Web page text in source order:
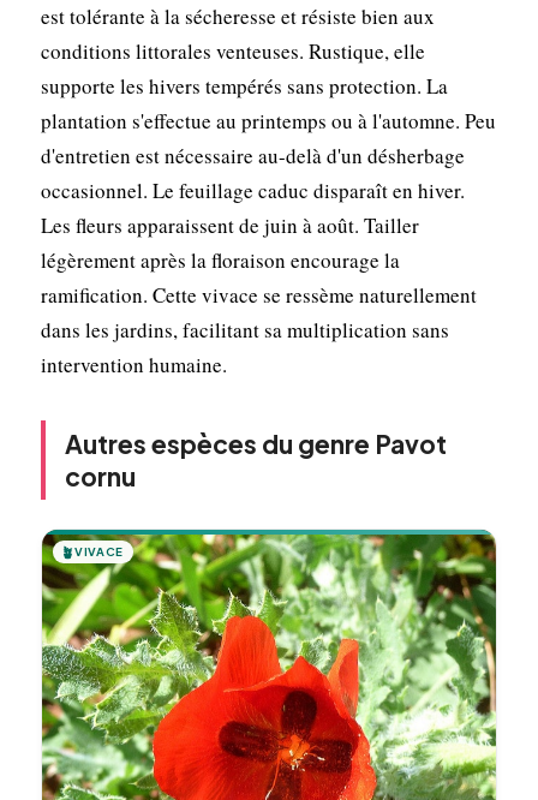
est tolérante à la sécheresse et résiste bien aux
conditions littorales venteuses. Rustique, elle
supporte les hivers tempérés sans protection. La
plantation s'effectue au printemps ou à l'automne. Peu
d'entretien est nécessaire au-delà d'un désherbage
occasionnel. Le feuillage caduc disparaît en hiver.
Les fleurs apparaissent de juin à août. Tailler
légèrement après la floraison encourage la
ramification. Cette vivace se ressème naturellement
dans les jardins, facilitant sa multiplication sans
intervention humaine.
Autres espèces du genre Pavot
cornu
🪴VIVACE